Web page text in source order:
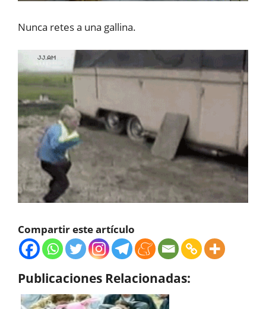
Nunca retes a una gallina.
Compartir este artículo
Publicaciones Relacionadas: